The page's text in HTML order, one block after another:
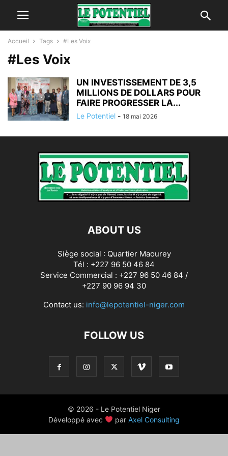
Accueil Tags #Les Voix
#Les Voix
UN INVESTISSEMENT DE 3,5
MILLIONS DE DOLLARS POUR
FAIRE PROGRESSER LA...
Le Potentiel - 18 mai 2026
ABOUT US
Siège social : Quartier Maourey
Tél : +227 96 50 46 84
Service Commercial : +227 96 50 46 84 /
+227 90 96 94 30
Contact us: info@lepotentiel-niger.com
FOLLOW US
© 2026 - Le Potentiel Niger
Développé avec
par Axel Consulting